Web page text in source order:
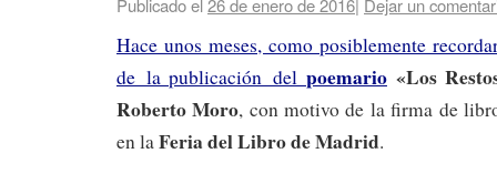
Hace unos meses, como posiblemente
de la publicación del poemario «Los
Roberto Moro, con motivo de la firma de
en laFeria del Libro de Madrid.